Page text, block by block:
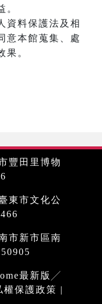
。
資料保護法及相
意本館蒐集、處
果。
豐田里博物
東市文化公
市新市區南
最新版╱
權保護政策 |